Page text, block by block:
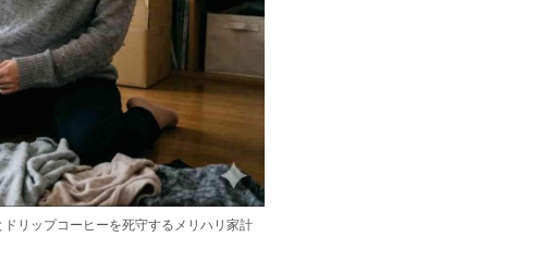
リップコーヒーを死守するメリハリ家計